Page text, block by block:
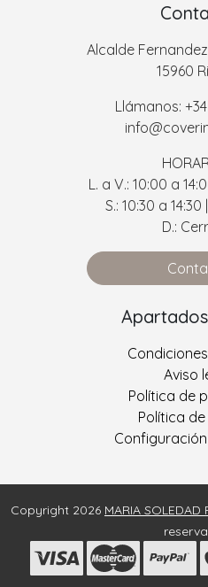
Alcalde
15960
Llámanos:
L. a V.: 10:00 a
S.: 10:30 a 14:30
D.:
Aviso
Política de
Política
Copyright 2026 MARIA SOLEDAD